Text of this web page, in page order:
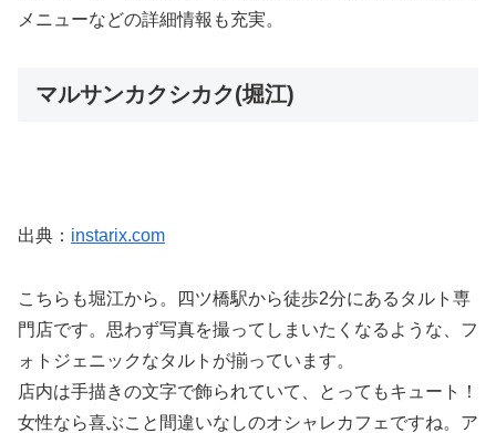
メニューなどの詳細情報も充実。
マルサンカクシカク(堀江)
出典： instarix.com
こちらも堀江から。四ツ橋駅から徒歩2分にあるタルト専
門店です。思わず写真を撮ってしまいたくなるような、フ
ォトジェニックなタルトが揃っています。
店内は手描きの文字で飾られていて、とってもキュート！
女性なら喜ぶこと間違いなしのオシャレカフェですね。ア